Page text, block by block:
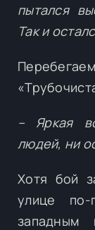
пытался
Так и
– Яркая
людей, ни
Хотя бой
улице по-
западным